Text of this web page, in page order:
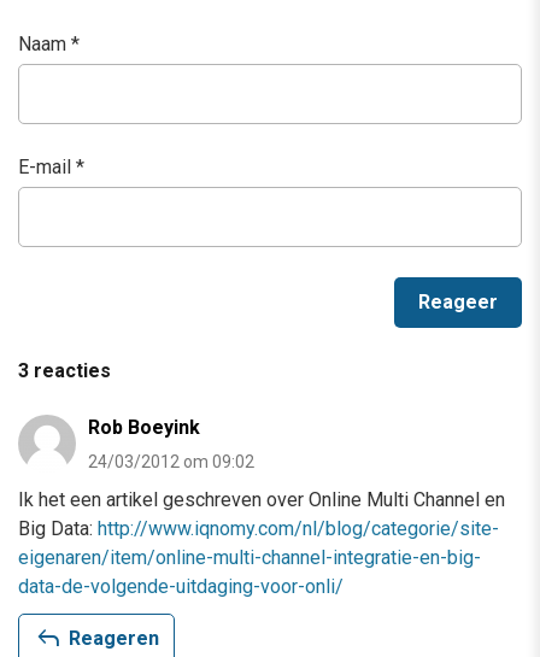
Naam *
E-mail *
3 reacties
Rob Boeyink
24/03/2012 om 09:02
Ik het een artikel geschreven over Online Multi Channel en
Big Data: http://www.iqnomy.com/nl/blog/categorie/site-
eigenaren/item/online-multi-channel-integratie-en-big-
data-de-volgende-uitdaging-voor-onli/
reply Reageren